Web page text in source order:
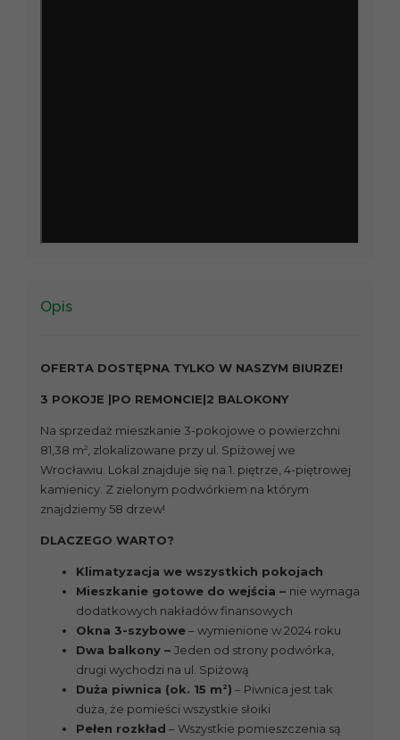
Opis
OFERTA DOSTĘPNA TYLKO W NASZYM BIURZE!
3 POKOJE |PO REMONCIE|2 BALOKONY
Na sprzedaż mieszkanie 3-pokojowe o powierzchni
81,38 m2
, zlokalizowane przy ul. Spiżowej we
Wrocławiu. Lokal znajduje się na 1. piętrze, 4-piętrowej
kamienicy. Z zielonym podwórkiem na którym
znajdziemy 58 drzew!
DLACZEGO WARTO?
Klimatyzacja we wszystkich pokojach
Mieszkanie gotowe do wejścia – nie wymaga
dodatkowych nakładów finansowych
Okna 3-szybowe– wymienione w 2024 roku
Dwa balkony – Jeden od strony podwórka,
drugi wychodzi na ul. Spiżową
Duża piwnica (ok. 15 m 2) – Piwnica jest tak
duża, że pomieści wszystkie słoiki
Pełen rozkład – Wszystkie pomieszczenia są